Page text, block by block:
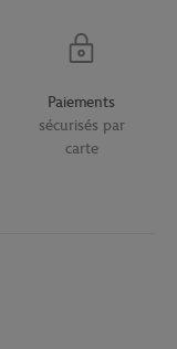
Paiements
sécurisés par
carte